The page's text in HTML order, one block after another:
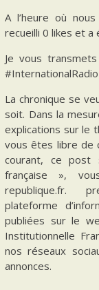
A l’heure où
recueilli 0 likes et
Je vous
La chronique se
soit. Dans la
explications sur le
vous êtes libre de
courant, ce post
française »,
republique.fr.
plateforme
publiées sur le
Institutionnelle
nos réseaux
annonces.